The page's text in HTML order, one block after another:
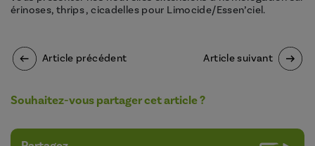
érinoses, thrips , cicadelles pour Limocide/Essen’ciel.
Article précédent Article suivant
Souhaitez-vous partager cet article ?